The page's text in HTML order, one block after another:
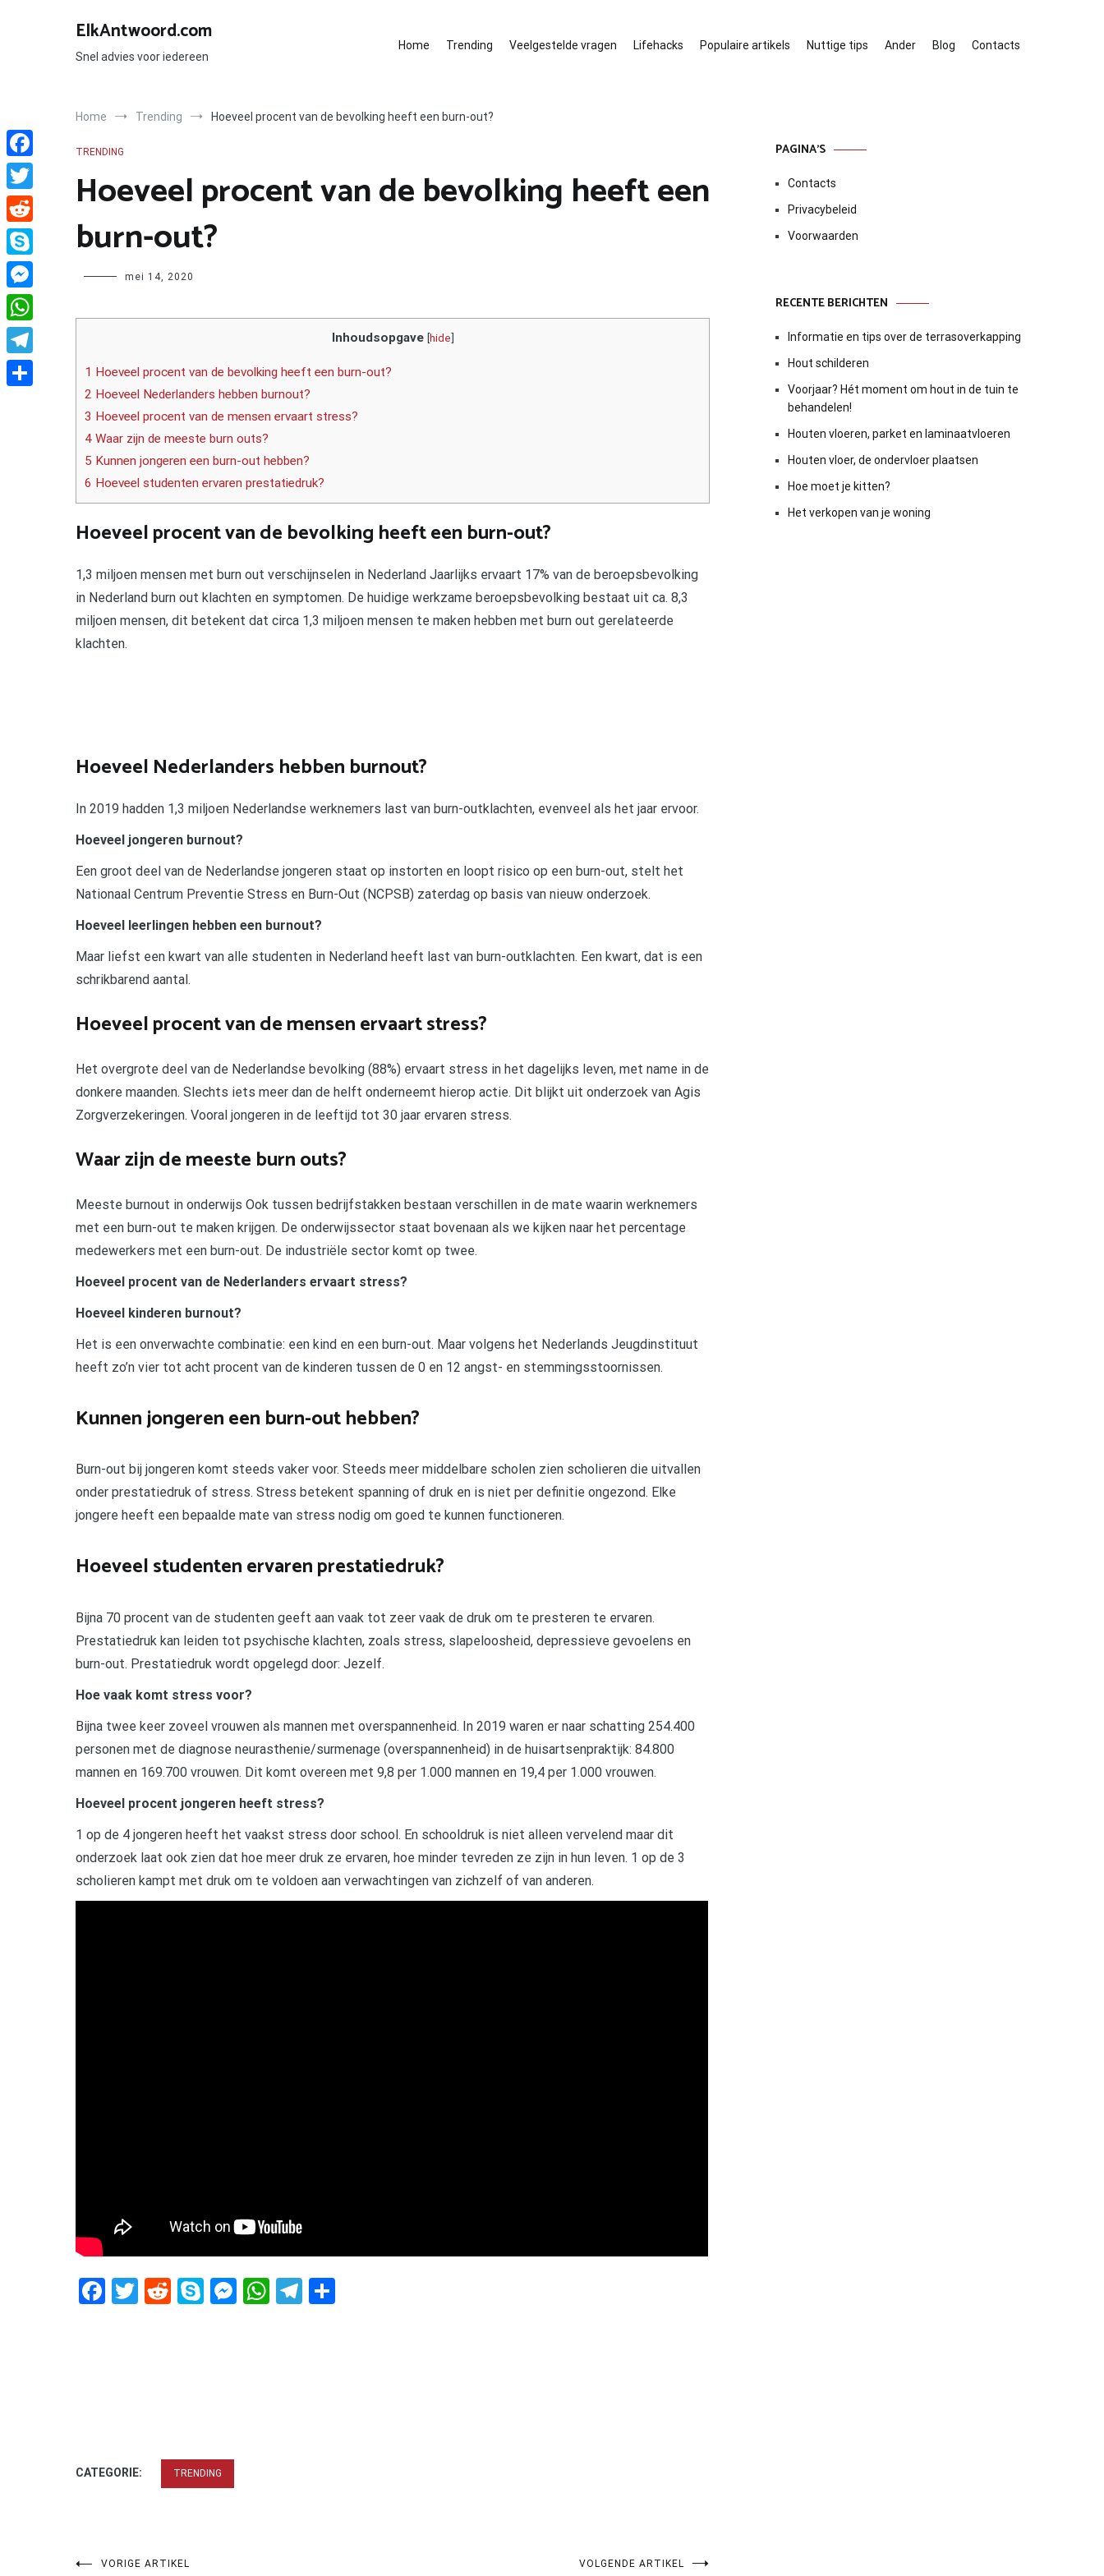
ElkAntwoord.com
Snel advies voor iedereen
Home Trending Veelgestelde vragen Lifehacks Populaire artikels Nuttige tips Ander Blog Contacts
Home Trending Hoeveel procent van de bevolking heeft een burn-out?
TRENDING
Hoeveel procent van de bevolking heeft een
burn-out?
Author mei 14, 2020
Inhoudsopgave [hide]
1 Hoeveel procent van de bevolking heeft een burn-out?
2 Hoeveel Nederlanders hebben burnout?
3 Hoeveel procent van de mensen ervaart stress?
4 Waar zijn de meeste burn outs?
5 Kunnen jongeren een burn-out hebben?
6 Hoeveel studenten ervaren prestatiedruk?
Hoeveel procent van de bevolking heeft een burn-out?
1,3 miljoen mensen met burn out verschijnselen in Nederland Jaarlijks ervaart 17% van de beroepsbevolking
in Nederland burn out klachten en symptomen. De huidige werkzame beroepsbevolking bestaat uit ca. 8,3
miljoen mensen, dit betekent dat circa 1,3 miljoen mensen te maken hebben met burn out gerelateerde
klachten.
Hoeveel Nederlanders hebben burnout?
In 2019 hadden 1,3 miljoen Nederlandse werknemers last van burn-outklachten, evenveel als het jaar ervoor.
Hoeveel jongeren burnout?
Een groot deel van de Nederlandse jongeren staat op instorten en loopt risico op een burn-out, stelt het
Nationaal Centrum Preventie Stress en Burn-Out (NCPSB) zaterdag op basis van nieuw onderzoek.
Hoeveel leerlingen hebben een burnout?
Maar liefst een kwart van alle studenten in Nederland heeft last van burn-outklachten. Een kwart, dat is een
schrikbarend aantal.
Hoeveel procent van de mensen ervaart stress?
Het overgrote deel van de Nederlandse bevolking (88%) ervaart stress in het dagelijks leven, met name in de
donkere maanden. Slechts iets meer dan de helft onderneemt hierop actie. Dit blijkt uit onderzoek van Agis
Zorgverzekeringen. Vooral jongeren in de leeftijd tot 30 jaar ervaren stress.
Waar zijn de meeste burn outs?
Meeste burnout in onderwijs Ook tussen bedrijfstakken bestaan verschillen in de mate waarin werknemers
met een burn-out te maken krijgen. De onderwijssector staat bovenaan als we kijken naar het percentage
medewerkers met een burn-out. De industriële sector komt op twee.
Hoeveel procent van de Nederlanders ervaart stress?
Hoeveel kinderen burnout?
Het is een onverwachte combinatie: een kind en een burn-out. Maar volgens het Nederlands Jeugdinstituut
heeft zo’n vier tot acht procent van de kinderen tussen de 0 en 12 angst- en stemmingsstoornissen.
Kunnen jongeren een burn-out hebben?
Burn-out bij jongeren komt steeds vaker voor. Steeds meer middelbare scholen zien scholieren die uitvallen
onder prestatiedruk of stress. Stress betekent spanning of druk en is niet per definitie ongezond. Elke
jongere heeft een bepaalde mate van stress nodig om goed te kunnen functioneren.
Hoeveel studenten ervaren prestatiedruk?
Bijna 70 procent van de studenten geeft aan vaak tot zeer vaak de druk om te presteren te ervaren.
Prestatiedruk kan leiden tot psychische klachten, zoals stress, slapeloosheid, depressieve gevoelens en
burn-out. Prestatiedruk wordt opgelegd door: Jezelf.
Hoe vaak komt stress voor?
Bijna twee keer zoveel vrouwen als mannen met overspannenheid. In 2019 waren er naar schatting 254.400
personen met de diagnose neurasthenie/surmenage (overspannenheid) in de huisartsenpraktijk: 84.800
mannen en 169.700 vrouwen. Dit komt overeen met 9,8 per 1.000 mannen en 19,4 per 1.000 vrouwen.
Hoeveel procent jongeren heeft stress?
1 op de 4 jongeren heeft het vaakst stress door school. En schooldruk is niet alleen vervelend maar dit
onderzoek laat ook zien dat hoe meer druk ze ervaren, hoe minder tevreden ze zijn in hun leven. 1 op de 3
scholieren kampt met druk om te voldoen aan verwachtingen van zichzelf of van anderen.
Facebook
Twitter
RedditSkypeMessenger
WhatsApp
Telegram
CATEGORIE: TRENDING
VORIGE ARTIKEL VOLGENDE ARTIKEL
PAGINA’S
Contacts
Privacybeleid
Voorwaarden
RECENTE BERICHTEN
Informatie en tips over de terrasoverkapping
Hout schilderen
Voorjaar? Hét moment om hout in de tuin te
behandelen!
Houten vloeren, parket en laminaatvloeren
Houten vloer, de ondervloer plaatsen
Hoe moet je kitten?
Het verkopen van je woning
Facebook
Twitter
Reddit
Skype
Messenger
WhatsApp
Telegram